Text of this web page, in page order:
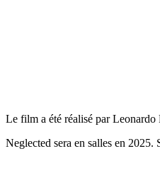
Le film a été réalisé par Leonardo
Neglected sera en salles en 2025.